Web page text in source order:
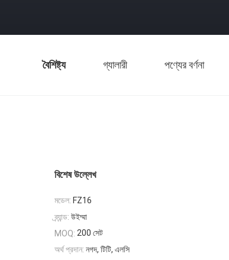
বৈশিষ্ট্য গ্যালারী পণ্যের বর্ণনা
বিশেষ উল্লেখ
মডেল: FZ16
ব্র্যান্ড: উইম্মা
MOQ: 200 সেট
অর্থ প্রদান: নগদ, টিটি, এলসি